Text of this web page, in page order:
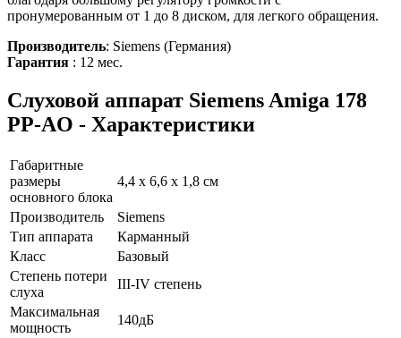
пронумерованным от 1 до 8 диском, для легкого обращения.
Производитель: Siemens (Германия)
Гарантия : 12 мес.
Слуховой аппарат Siemens Amiga 178
PP-AO - Характеристики
Габаритные
размеры
основного блока
4,4 х 6,6 х 1,8 см
Производитель
Siemens
Тип аппарата
Карманный
Класс
Базовый
Степень потери
слуха
III-IV степень
Максимальная
мощность
140дБ